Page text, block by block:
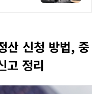
산 신청 방법, 중
고 정리